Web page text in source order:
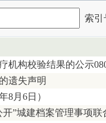
索引
机构校验结果的公示
遗失声明
8月6日）
”城建档案管理事项联